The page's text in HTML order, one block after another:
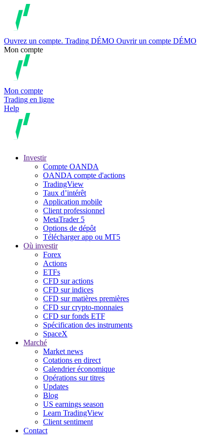
Ouvrez un compte. Trading DÉMO Ouvrir un compte DÉMO
Mon compte
Mon compte
Trading en ligne
Help
Investir
Compte OANDA
OANDA compte d'actions
TradingView
Taux d’intérêt
Application mobile
Client professionnel
MetaTrader 5
Options de dépôt
Télécharger app ou MT5
Où investir
Forex
Actions
ETFs
CFD sur actions
CFD sur indices
CFD sur matières premières
CFD sur crypto-monnaies
CFD sur fonds ETF
Spécification des instruments
SpaceX
Marché
Market news
Cotations en direct
Calendrier économique
Opérations sur titres
Updates
Blog
US earnings season
Learn TradingView
Client sentiment
Contact